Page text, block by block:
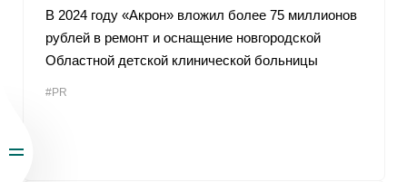
В 2024 году «Акрон» вложил более 75 миллионов
рублей в ремонт и оснащение новгородской
Областной детской клинической больницы
#PR